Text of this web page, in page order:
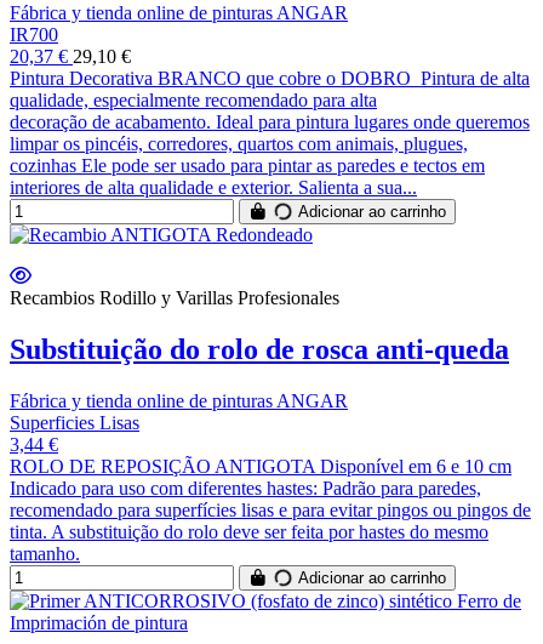
Fábrica y tienda online de pinturas ANGAR
IR700
20,37 € 29,10 €
Pintura Decorativa BRANCO que cobre o DOBRO Pintura de alta
qualidade, especialmente recomendado para alta
decoração de acabamento. Ideal para pintura lugares onde queremos
limpar os pincéis, corredores, quartos com animais, plugues,
cozinhas Ele pode ser usado para pintar as paredes e tectos em
interiores de alta qualidade e exterior. Salienta a sua...
Adicionar ao carrinho
Recambios Rodillo y Varillas Profesionales
Substituição do rolo de rosca anti-queda
Fábrica y tienda online de pinturas ANGAR
Superficies Lisas
3,44 €
ROLO DE REPOSIÇÃO ANTIGOTA Disponível em 6 e 10 cm
Indicado para uso com diferentes hastes: Padrão para paredes,
recomendado para superfícies lisas e para evitar pingos ou pingos de
tinta. A substituição do rolo deve ser feita por hastes do mesmo
tamanho.
Adicionar ao carrinho